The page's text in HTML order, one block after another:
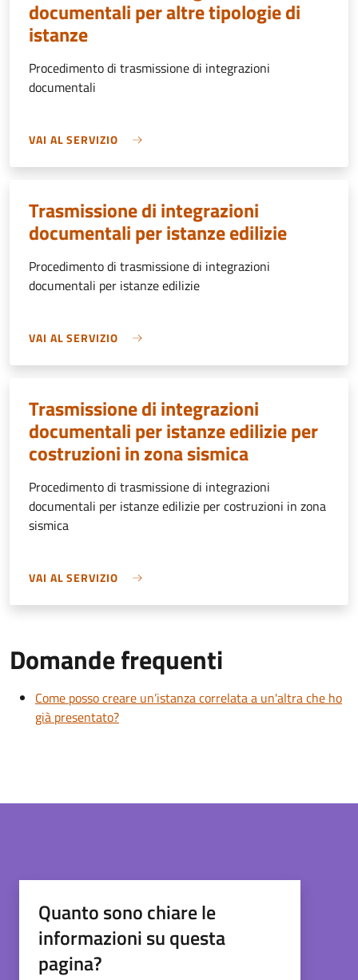
documentali per altre tipologie di
istanze
Procedimento di trasmissione di integrazioni
documentali
VAI AL SERVIZIO
Trasmissione di integrazioni
documentali per istanze edilizie
Procedimento di trasmissione di integrazioni
documentali per istanze edilizie
VAI AL SERVIZIO
Trasmissione di integrazioni
documentali per istanze edilizie per
costruzioni in zona sismica
Procedimento di trasmissione di integrazioni
documentali per istanze edilizie per costruzioni in zona
sismica
VAI AL SERVIZIO
Domande frequenti
Come posso creare un’istanza correlata a un'altra che ho
già presentato?
Quanto sono chiare le
informazioni su questa
pagina?